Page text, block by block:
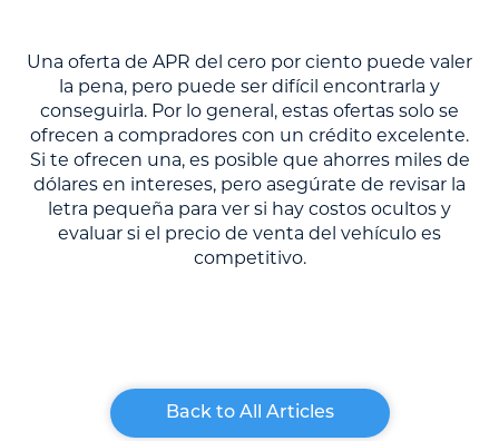
Una oferta de APR del cero por ciento puede valer
la pena, pero puede ser difícil encontrarla y
conseguirla. Por lo general, estas ofertas solo se
ofrecen a compradores con un crédito excelente.
Si te ofrecen una, es posible que ahorres miles de
dólares en intereses, pero asegúrate de revisar la
letra pequeña para ver si hay costos ocultos y
evaluar si el precio de venta del vehículo es
competitivo.
Back to All Articles